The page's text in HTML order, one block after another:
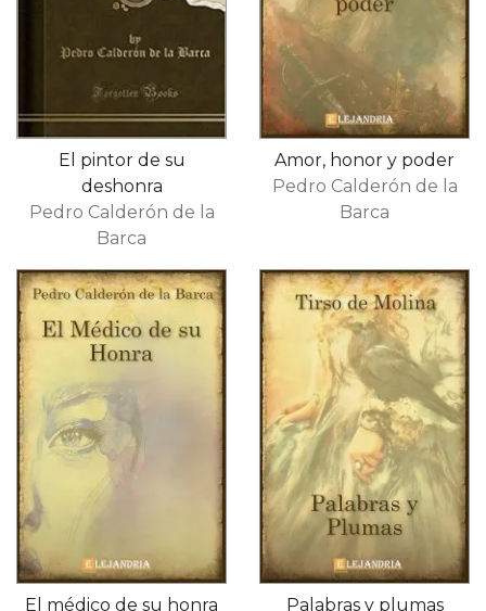
El pintor de su
deshonra
Pedro Calderón de la
Barca
Amor, honor y poder
Pedro Calderón de la
Barca
El médico de su honra
Palabras y plumas